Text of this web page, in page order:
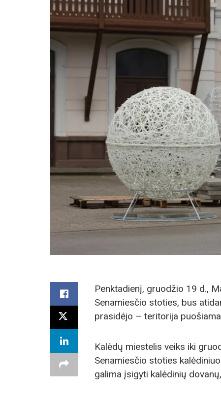
Penktadienį, gruodžio 19 d.,
Senamiesčio stoties, bus
prasidėjo – teritorija
Kalėdų miestelis veiks iki
Senamiesčio stoties
galima įsigyti kalėdinių